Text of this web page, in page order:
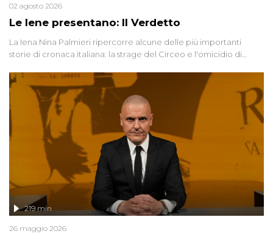
Le Iene presentano: Il Verdetto
02 agosto 2026
La Iena Nina Palmieri ripercorre alcune delle più importanti
storie di cronaca italiana: la strage del Circeo e l'omicidio di
219 min
26 maggio 2026